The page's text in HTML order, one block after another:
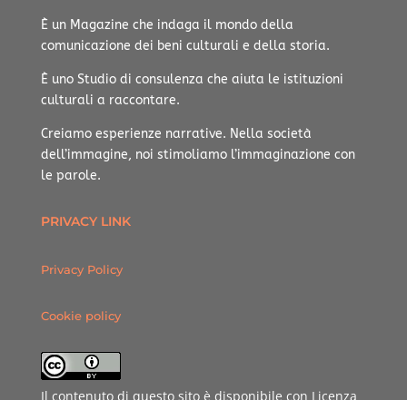
È un Magazine che indaga il mondo della
comunicazione dei beni culturali e della storia.
È uno Studio di consulenza che aiuta le istituzioni
culturali a raccontare.
Creiamo esperienze narrative. Nella società
dell’immagine, noi stimoliamo l’immaginazione con
le parole.
PRIVACY LINK
Privacy Policy
Cookie policy
Il contenuto di questo sito è disponibile con Licenza